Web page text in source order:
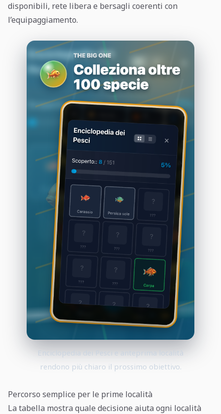
disponibili, rete libera e bersagli coerenti con
l’equipaggiamento.
Enciclopedia dei Pesci e anteprima località
rendono più chiaro il prossimo obiettivo.
Percorso semplice per le prime località
La tabella mostra quale decisione aiuta ogni località